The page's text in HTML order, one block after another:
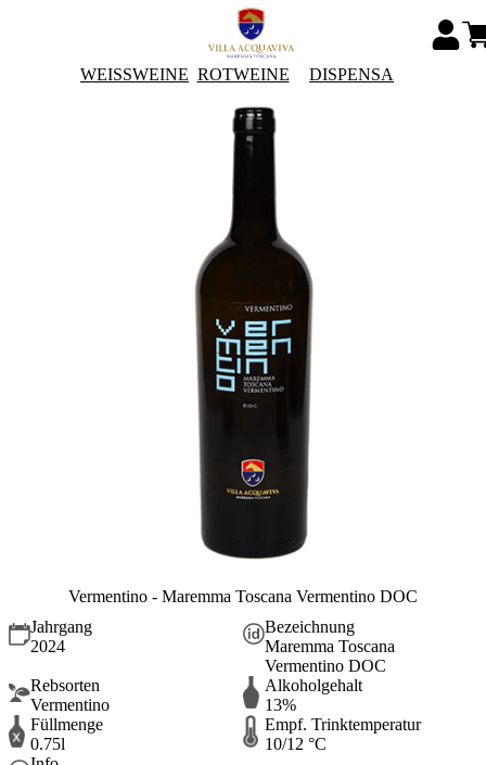
WEISSWEINE ROTWEINE DISPENSA
Vermentino - Maremma Toscana Vermentino DOC
Jahrgang
2024
Bezeichnung
Maremma Toscana
Vermentino DOC
Rebsorten
Vermentino
Alkoholgehalt
13%
Füllmenge
0.75l
Empf. Trinktemperatur
10/12 °C